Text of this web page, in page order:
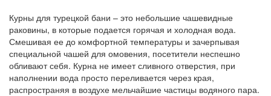
Курны для турецкой бани – это небольшие чашевидные
раковины, в которые подается горячая и холодная вода.
Смешивая ее до комфортной температуры и зачерпывая
специальной чашей для омовения, посетители неспешно
обливают себя. Курна не имеет сливного отверстия, при
наполнении вода просто переливается через края,
распространяя в воздухе мельчайшие частицы водяного пара.